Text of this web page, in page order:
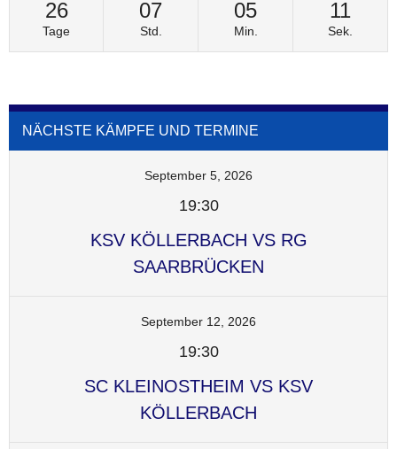
26
Tage
07
Std.
05
Min.
11
Sek.
NÄCHSTE KÄMPFE UND TERMINE
September 5, 2026
19:30
KSV KÖLLERBACH VS RG
SAARBRÜCKEN
September 12, 2026
19:30
SC KLEINOSTHEIM VS KSV
KÖLLERBACH